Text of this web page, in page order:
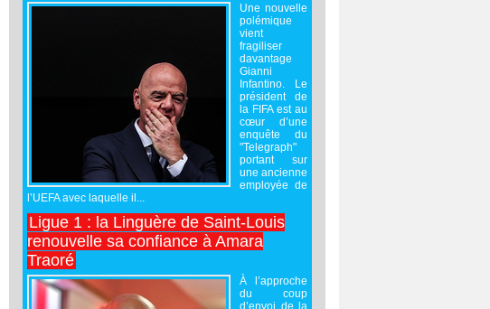
Une nouvelle
polémique
vient
fragiliser
davantage
Gianni
Infantino. Le
président de
la FIFA est au
cœur d’une
enquête du
"Telegraph"
portant sur
une ancienne
employée de
l’UEFA avec laquelle il...
Ligue 1 : la Linguère de Saint-Louis
renouvelle sa confiance à Amara
Traoré
À l’approche
du coup
d’envoi de la